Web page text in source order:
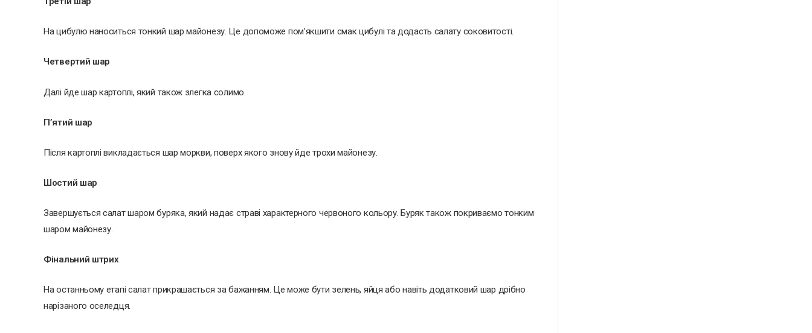
На цибулю наноситься тонкий шар майонезу. Це допоможе пом’якшити смак цибулі та додасть салату соковитості.
Четвертий шар
Далі йде шар картоплі, який також злегка солимо.
П’ятий шар
Після картоплі викладається шар моркви, поверх якого знову йде трохи майонезу.
Шостий шар
Завершується салат шаром буряка, який надає страві характерного червоного кольору. Буряк також покриваємо тонким
шаром майонезу.
Фінальний штрих
На останньому етапі салат прикрашається за бажанням. Це може бути зелень, яйця або навіть додатковий шар дрібно
нарізаного оселедця.